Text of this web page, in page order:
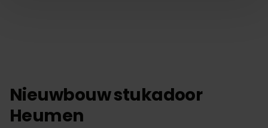
Nieuwbouw stukadoor
Heumen